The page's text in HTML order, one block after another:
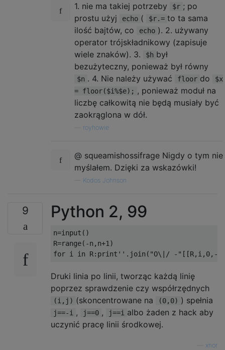
1. nie ma takiej potrzeby $r ; po
prostu użyj
echo ( $r.= to ta sama
ilość bajtów, co
echo ). 2. używany
operator trójskładnikowy (zapisuje
wiele znaków). 3.
$h był
bezużyteczny, ponieważ był równy
$n . 4. Nie należy używać floor do
$x
= floor($i%$e); , ponieważ moduł na
liczbę całkowitą nie będą musiały być
zaokrąglona w dół.
royhowie
@ squeamishossifrage Nigdy o tym nie
myślałem. Dzięki za wskazówki!
Kodos Johnson
9 Python 2, 99
n=input ()
R=range(-n , n+1 )
for i in R: print '' . join ( "O\|/ -" [[R, i , 0,-
Druki linia po linii, tworząc każdą linię
poprzez sprawdzenie czy współrzędnych
(i,j) (skoncentrowane na (0,0) ) spełnia
j==-i , j==0 , j==i albo żaden z hack aby
uczynić pracę linii środkowej.
xnor